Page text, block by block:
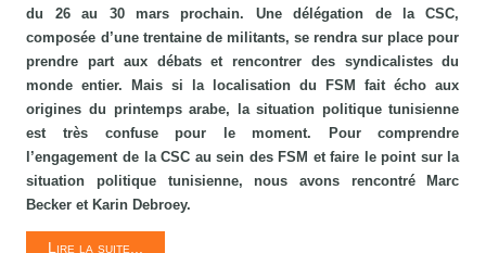
du 26 au 30 mars prochain. Une délégation de la CSC,
composée d’une trentaine de militants, se rendra sur place pour
prendre part aux débats et rencontrer des syndicalistes du
monde entier. Mais si la localisation du FSM fait écho aux
origines du printemps arabe, la situation politique tunisienne
est très confuse pour le moment. Pour comprendre
l’engagement de la CSC au sein des FSM et faire le point sur la
situation politique tunisienne, nous avons rencontré Marc
Becker et Karin Debroey.
Lire la suite...